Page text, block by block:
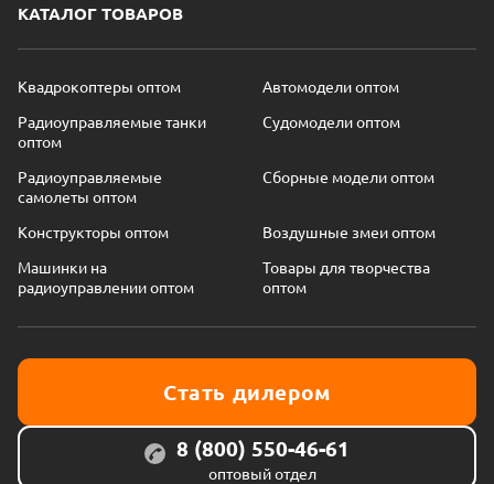
КАТАЛОГ ТОВАРОВ
Квадрокоптеры оптом
Автомодели оптом
Радиоуправляемые танки
оптом
Судомодели оптом
Радиоуправляемые
самолеты оптом
Сборные модели оптом
Конструкторы оптом
Воздушные змеи оптом
Машинки на
радиоуправлении оптом
Товары для творчества
оптом
Стать дилером
8 (800) 550-46-61
оптовый отдел